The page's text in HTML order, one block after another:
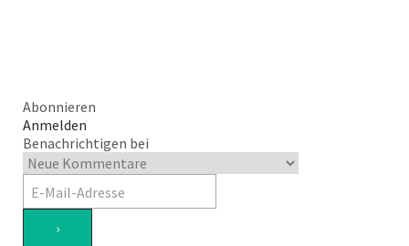
Abonnieren
Anmelden
Benachrichtigen bei